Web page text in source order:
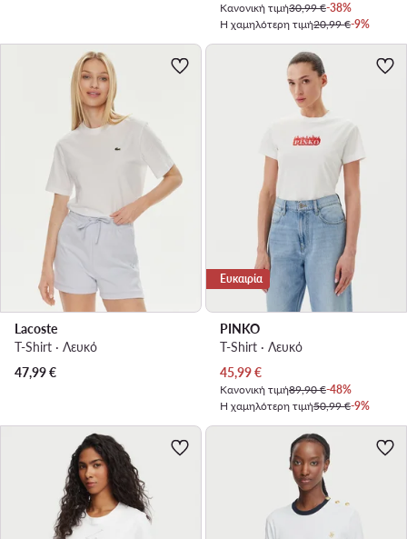
Κανονική τιμή30,99 €-38%
Η χαμηλότερη τιμή20,99 €-9%
Lacoste
T-Shirt · Λευκό
47,99€
Ευκαιρία
PINKO
T-Shirt · Λευκό
Τρέχουσα τιμή
45,99€
Κανονική τιμή89,90 €-48%
Η χαμηλότερη τιμή50,99 €-9%